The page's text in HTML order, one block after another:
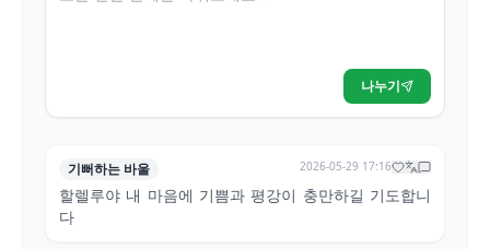
나누기
기뻐하는 바울 2026-05-29 17:16
할렐루야 내 마음에 기쁨과 평강이 충만하길 기도합니
다